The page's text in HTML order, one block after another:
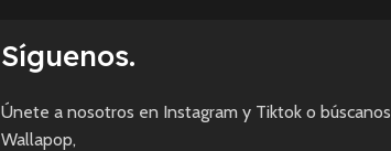
Síguenos.
Únete a nosotros en Instagram y Tiktok o búscanos
Wallapop,